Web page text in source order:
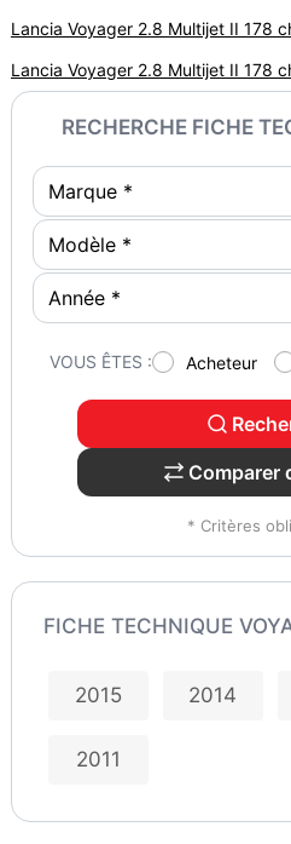
Lancia Voyager 2.8 Multijet II 178
Lancia Voyager 2.8 Multijet II 178
RECHERCHE FICHE
VOUS ÊTES : Acheteur
Comparer
* Critères
FICHE TECHNIQUE
2015 2014
2011